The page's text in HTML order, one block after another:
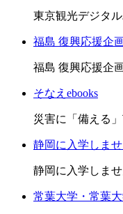
東京観光デジタ
福島 復興応援企
福島 復興応援企
そなえebooks
災害に「備える
静岡に入学しませ
静岡に入学しませ
常葉大学・常葉